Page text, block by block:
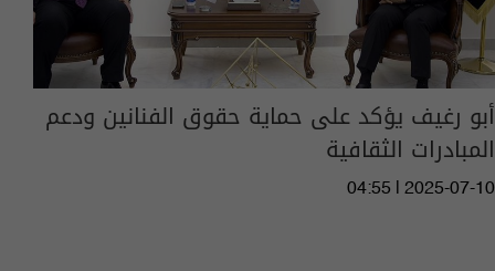
أبو رغيف يؤكد على حماية حقوق الفنانين ودعم
المبادرات الثقافية
04:55 | 2025-07-10